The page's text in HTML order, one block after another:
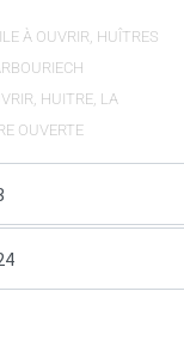
À OUVRIR HUÎTRES
HUITRE LA
OUVERTE